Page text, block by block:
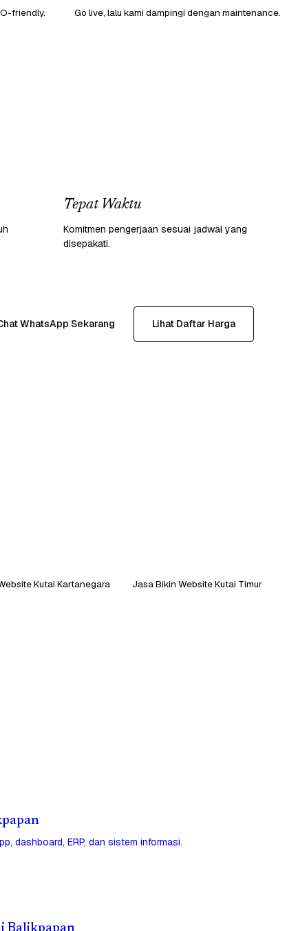
friendly.
Go live, lalu kami dampingi dengan maintenance.
Tepat Waktu
Komitmen pengerjaan sesuai jadwal yang
disepakati.
WhatsApp Sekarang Lihat Daftar Harga
Kutai Kartanegara
Jasa Bikin Website Kutai Timur
dashboard, ERP, dan sistem informasi.